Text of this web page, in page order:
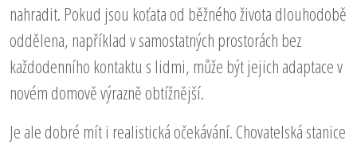
nahradit. Pokud jsou koťata od běžného života dlouhodobě
oddělena, například v samostatných prostorách bez
každodenního kontaktu s lidmi, může být jejich adaptace v
novém domově výrazně obtížnější.
Je ale dobré mít i realistická očekávání. Chovatelská stanice